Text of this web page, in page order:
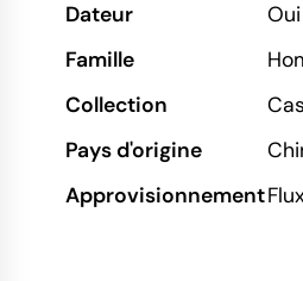
Dateur
Oui
Famille
Collection
Pays d'origine
Approvisionnement